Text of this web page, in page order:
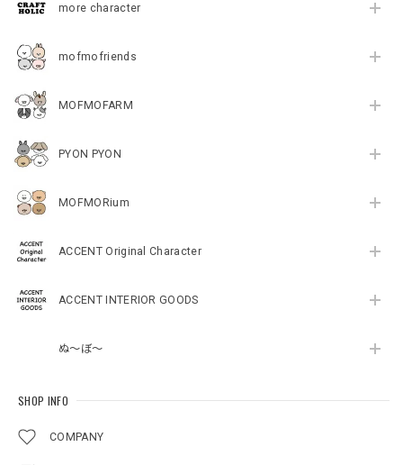
more character
mofmofriends
MOFMOFARM
PYON PYON
MOFMORium
ACCENT Original Character
ACCENT INTERIOR GOODS
ぬ～ぼ～
SHOP INFO
COMPANY